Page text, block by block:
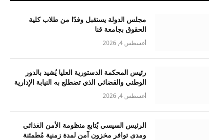
مجلس الدولة يستقبل وفدًا من طلاب كلية
الحقوق بجامعة قنا
أغسطس 4, 2026
رئيس المحكمة الدستورية العليا يُشيد بالدور
الوطني والقضائي الذي تضطلع به النيابة الإدارية
أغسطس 4, 2026
الرئيس السيسي يُتابع منظومة الأمن الغذائي
ومدى توافر مخزون آمن لمدة زمنية مُطمئنة